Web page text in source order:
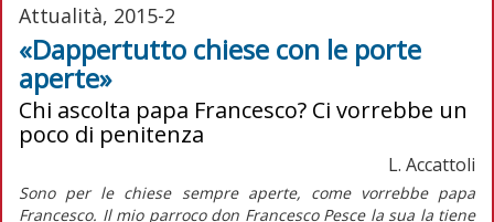
Attualità, 2015-2
«Dappertutto chiese con le porte
aperte»
Chi ascolta papa Francesco? Ci vorrebbe un
poco di penitenza
L. Accattoli
Sono per le chiese sempre aperte, come vorrebbe papa
Francesco. Il mio parroco don Francesco Pesce la sua la tiene